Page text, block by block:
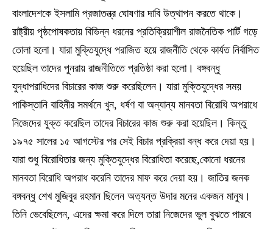
বাংলাদেশকে ইসলামি প্রজাতন্ত্র ঘোষণার দাবি উত্থাপন করতে থাকে।
রাষ্ট্রীয় পৃষ্ঠপোষকতায় বিভিন্ন ধরনের প্রতিক্রিয়াশীল রাজনৈতিক পার্টি গড়ে
তোলা হলো। যারা মুক্তিযুদ্ধে পরাজিত হয়ে রাজনীতি থেকে কার্যত নির্বাসিত
হয়েছিল তাদের পুনরায় রাজনীতিতে প্রতিষ্ঠা করা হলো। বঙ্গবন্ধু
যুদ্ধাপরাধিদের বিচারের কাজ শুরু করেছিলেন। যারা মুক্তিযুদ্ধের সময়
পাকিস্তানি বাহিনীর সমর্থনে খুন, ধর্ষণ বা অন্যান্য মানবতা বিরোধি অপরাধে
নিজেদের যুক্ত করেছিল তাদের বিচারের কাজ শুরু করা হয়েছিল। কিন্তু
১৯৭৫ সালের ১৫ আগস্টের পর সেই বিচার প্রক্রিয়া বন্ধ করে দেয়া হয়।
যারা শুধু বিরোধিতার জন্য মুক্তিযুদ্ধের বিরোধিতা করেছে,কোনো ধরনের
মানবতা বিরোধি অপরাধ করেনি তাদের মাফ করে দেয়া হয়। জাতির জনক
বঙ্গবন্ধু শেখ মুজিবুর রহমান ছিলেন অত্যন্ত উদার মনের একজন মানুষ।
তিনি ভেবেছিলেন, এদের ক্ষমা করে দিলে তারা নিজেদের ভুল বুঝতে পারবে